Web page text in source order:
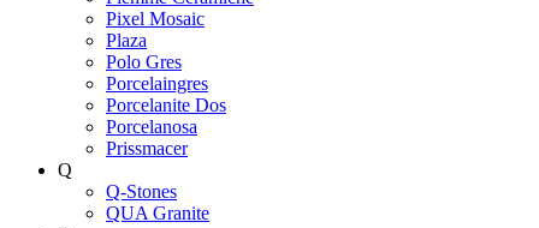
Pixel Mosaic
Plaza
Polo Gres
Porcelaingres
Porcelanite Dos
Porcelanosa
Prissmacer
Q
Q-Stones
QUA Granite